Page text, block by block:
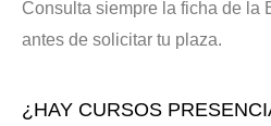
Consulta siempre la ficha de la
antes de solicitar tu plaza.
¿HAY CURSOS